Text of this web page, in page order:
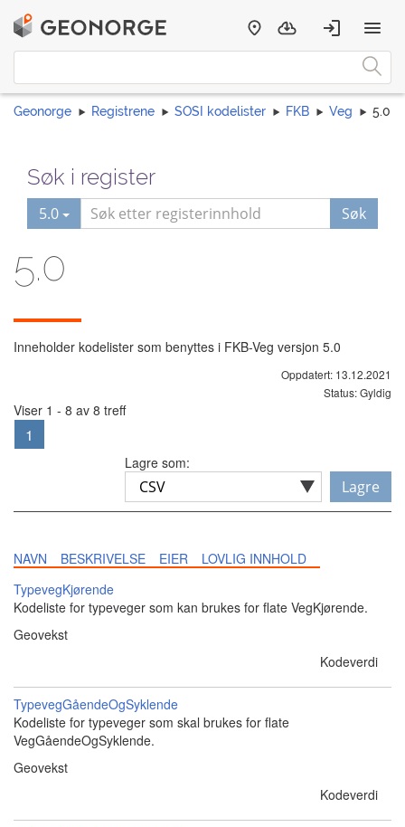
Geonorge Registrene SOSI kodelister FKB Veg 5.0
Søk i register
5.0 Søk
5.0
Inneholder kodelister som benyttes i FKB-Veg versjon 5.0
Oppdatert: 13.12.2021
Status: Gyldig
Viser 1 - 8 av 8 treff
1
Lagre som:
Lagre
NAVN BESKRIVELSE EIER
LOVLIG INNHOLD
TypevegKjørende
Kodeliste for typeveger som kan brukes for flate VegKjørende.
Geovekst
Kodeverdi
TypevegGåendeOgSyklende
Kodeliste for typeveger som skal brukes for flate
VegGåendeOgSyklende.
Geovekst
Kodeverdi